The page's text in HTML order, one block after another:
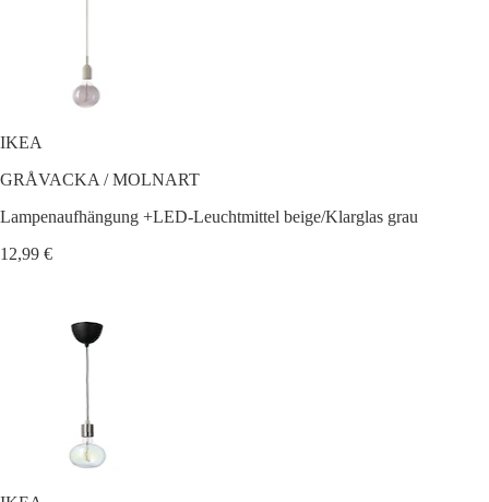
IKEA
GRÅVACKA / MOLNART
Lampenaufhängung +LED-Leuchtmittel beige/Klarglas grau
12,99 €